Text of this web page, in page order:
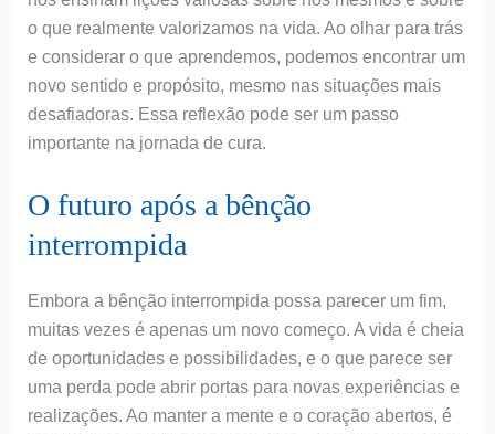
o que realmente valorizamos na vida. Ao olhar para trás
e considerar o que aprendemos, podemos encontrar um
novo sentido e propósito, mesmo nas situações mais
desafiadoras. Essa reflexão pode ser um passo
importante na jornada de cura.
O futuro após a bênção
interrompida
Embora a bênção interrompida possa parecer um fim,
muitas vezes é apenas um novo começo. A vida é cheia
de oportunidades e possibilidades, e o que parece ser
uma perda pode abrir portas para novas experiências e
realizações. Ao manter a mente e o coração abertos, é